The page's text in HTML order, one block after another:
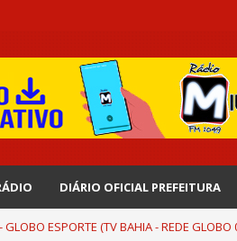
DIÁRIO OFICIAL PREFEITURA
GLOBO ESPORTE (TV BAHIA - REDE